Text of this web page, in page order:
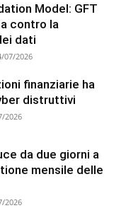
Model: GFT
contro la
dati
07/2026
finanziarie ha
distruttivi
2026
da due giorni a
mensile delle
2026